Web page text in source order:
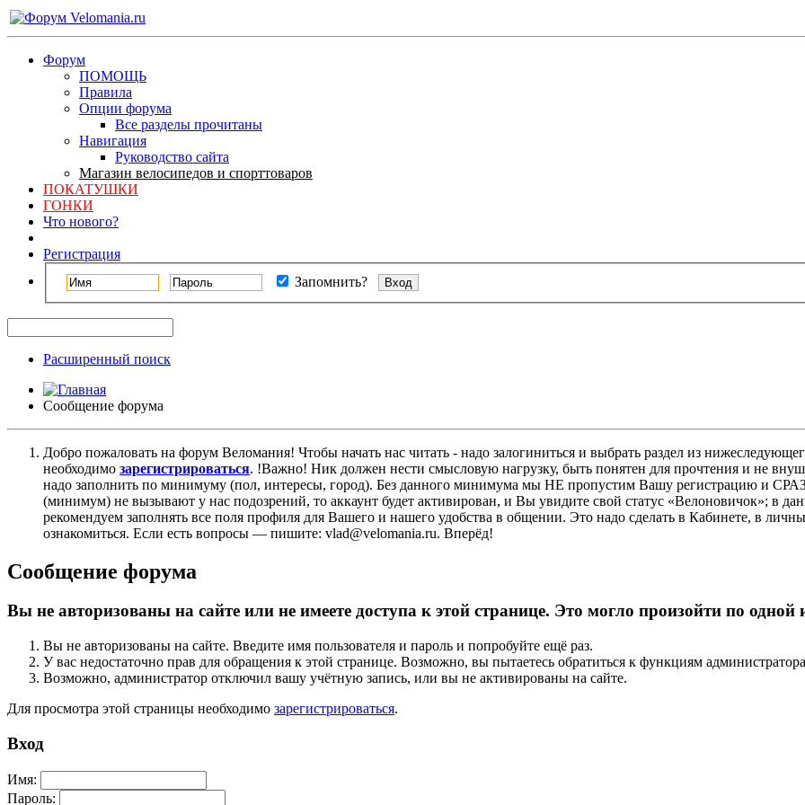
Форум
ПОМОЩЬ
Правила
Опции форума
Все разделы прочитаны
Навигация
Руководство сайта
Магазин велосипедов и спорттоваров
ПОКАТУШКИ
ГОНКИ
Что нового?
Регистрация
Запомнить?
Расширенный поиск
Сообщение форума
Добро пожаловать на форум Веломания! Чтобы начать нас читать - надо залогиниться и выбрать раздел из
необходимо зарегистрироваться. !Важно! Ник должен нести смысловую нагрузку, быть понятен для прочтения и не
надо заполнить по минимуму (пол, интересы, город). Без данного минимума мы НЕ пропустим Вашу регистрацию и
(минимум) не вызывают у нас подозрений, то аккаунт будет активирован, и Вы увидите свой статус «Велоновичок»; в
рекомендуем заполнять все поля профиля для Вашего и нашего удобства в общении. Это надо сделать в Кабинете, в
ознакомиться. Если есть вопросы — пишите: vlad@velomania.ru. Вперёд!
Сообщение форума
Вы не авторизованы на сайте или не имеете доступа к этой странице. Это могло произойти по
Вы не авторизованы на сайте. Введите имя пользователя и пароль и попробуйте ещё раз.
У вас недостаточно прав для обращения к этой странице. Возможно, вы пытаетесь обратиться к функциям
Возможно, администратор отключил вашу учётную запись, или вы не активированы на сайте.
Для просмотра этой страницы необходимо зарегистрироваться.
Вход
Имя:
Пароль: